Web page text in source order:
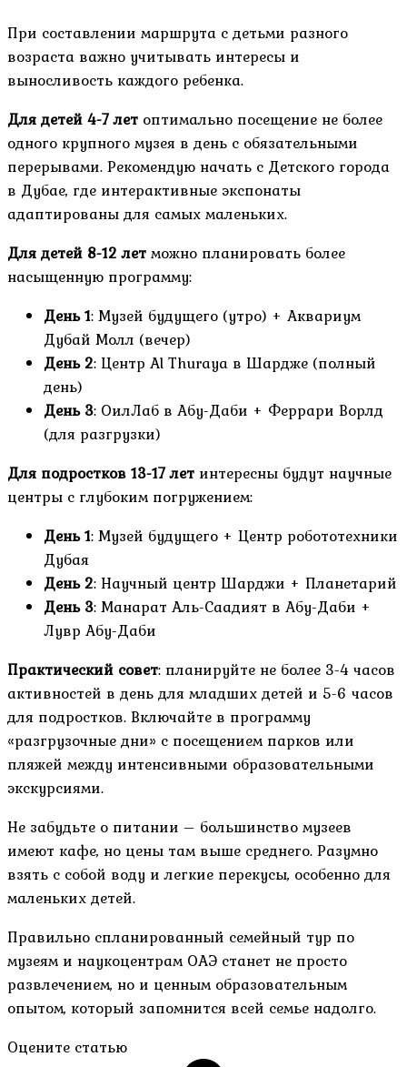
При составлении маршрута с детьми разного
возраста важно учитывать интересы и
выносливость каждого ребенка.
Для детей 4-7 лет оптимально посещение не более
одного крупного музея в день с обязательными
перерывами. Рекомендую начать с Детского города
в Дубае, где интерактивные экспонаты
адаптированы для самых маленьких.
Для детей 8-12 летможно планировать более
насыщенную программу:
День 1: Музей будущего (утро) + Аквариум
Дубай Молл (вечер)
День 2: Центр Al Thuraya в Шардже (полный
день)
День 3: ОилЛаб в Абу-Даби + Феррари Ворлд
(для разгрузки)
Для подростков 13-17 лет интересны будут научные
центры с глубоким погружением:
День 1: Музей будущего + Центр робототехники
Дубая
День 2: Научный центр Шарджи + Планетарий
День 3: Манарат Аль-Саадият в Абу-Даби +
Лувр Абу-Даби
Практический совет: планируйте не более 3-4 часов
активностей в день для младших детей и 5-6 часов
для подростков. Включайте в программу
«разгрузочные дни» с посещением парков или
пляжей между интенсивными образовательными
экскурсиями.
Не забудьте о питании – большинство музеев
имеют кафе, но цены там выше среднего. Разумно
взять с собой воду и легкие перекусы, особенно для
маленьких детей.
Правильно спланированный семейный тур по
музеям и наукоцентрам ОАЭ станет не просто
развлечением, но и ценным образовательным
опытом, который запомнится всей семье надолго.
Оцените статью